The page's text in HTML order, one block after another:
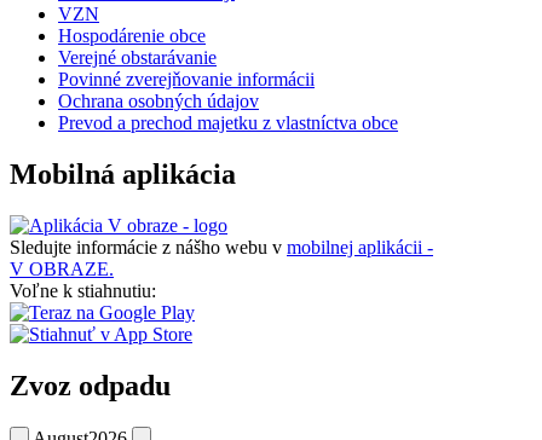
VZN
Hospodárenie obce
Verejné obstarávanie
Povinné zverejňovanie informácii
Ochrana osobných údajov
Prevod a prechod majetku z vlastníctva obce
Mobilná aplikácia
Sledujte informácie z nášho webu v mobilnej aplikácii -
V OBRAZE.
Voľne k stiahnutiu:
Zvoz odpadu